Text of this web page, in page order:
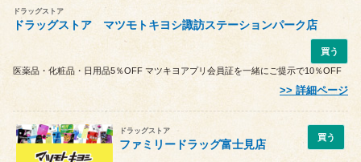
ドラッグストア
ドラッグストア マツモトキヨシ諏訪ステーションパーク店
買う
医薬品・化粧品・日用品5％OFF マツキヨアプリ会員証を一緒にご提示で10％OFF
詳細ページ
ドラッグストア
ファミリードラッグ富士見店
買う